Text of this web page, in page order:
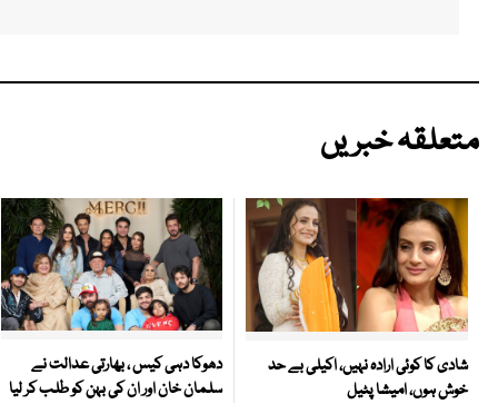
متعلقہ خبریں
شادی کا کوئی ارادہ نہیں، اکیلی بے حد
خوش ہوں، امیشا پٹیل
دھوکا دہی کیس ، بھارتی عدالت نے
سلمان خان اور ان کی بہن کو طلب کر لیا